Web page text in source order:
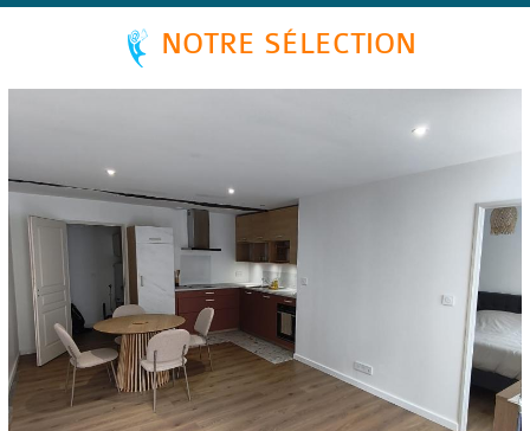
NOTRE SÉLECTION